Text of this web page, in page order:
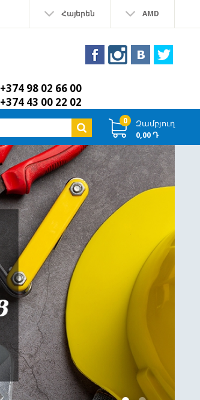
Հայերեն AMD
+374 98 02 66 00
+374 43 00 22 02
0
Զամբյուղ
0,00 Դ